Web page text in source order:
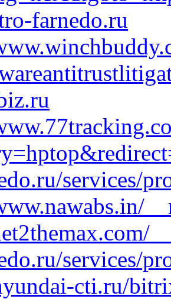
farnedo.ru
services/
services/
cti.ru/